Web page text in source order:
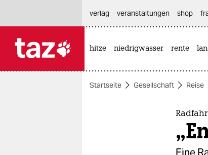
themen
verlag
veranstaltungen shop
hitze niedrigwasser rente
Startseite Gesellschaft Reise